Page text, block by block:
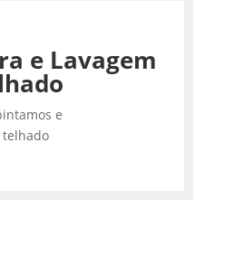
e Lavagem
e
telhado